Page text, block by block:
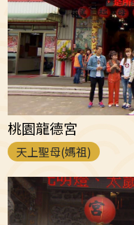
桃園龍德宮
天上聖母(媽祖)